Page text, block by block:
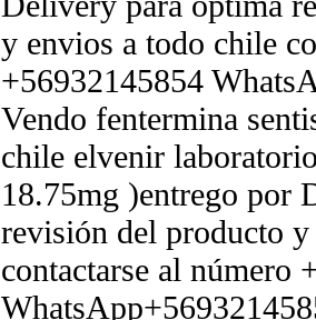
y envios a todo chile
+56932145854
Vendo fentermina
chile elvenir
18.75mg )entrego por
revisión del producto
contactarse al número